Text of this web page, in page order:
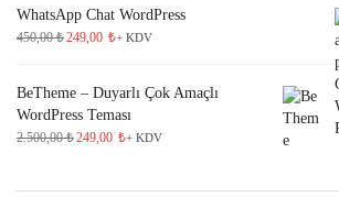
WhatsApp Chat WordPress
450,00₺249,00 ₺+ KDV
BeTheme – Duyarlı Çok Amaçlı
WordPress Teması
2.500,00₺249,00 ₺+ KDV